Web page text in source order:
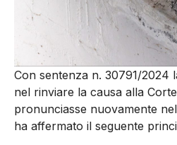
Con sentenza n. 30791/2024
nel rinviare la causa alla
pronunciasse nuovamente
ha affermato il seguente